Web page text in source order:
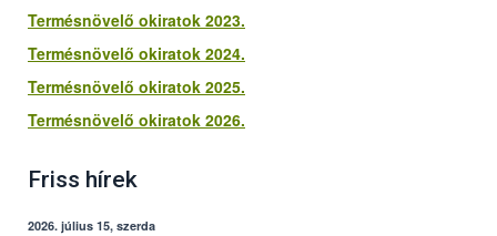
Termésnövelő okiratok 2023.
Termésnövelő okiratok 2024.
Termésnövelő okiratok 2025.
Termésnövelő okiratok 2026.
Friss hírek
2026. július 15, szerda